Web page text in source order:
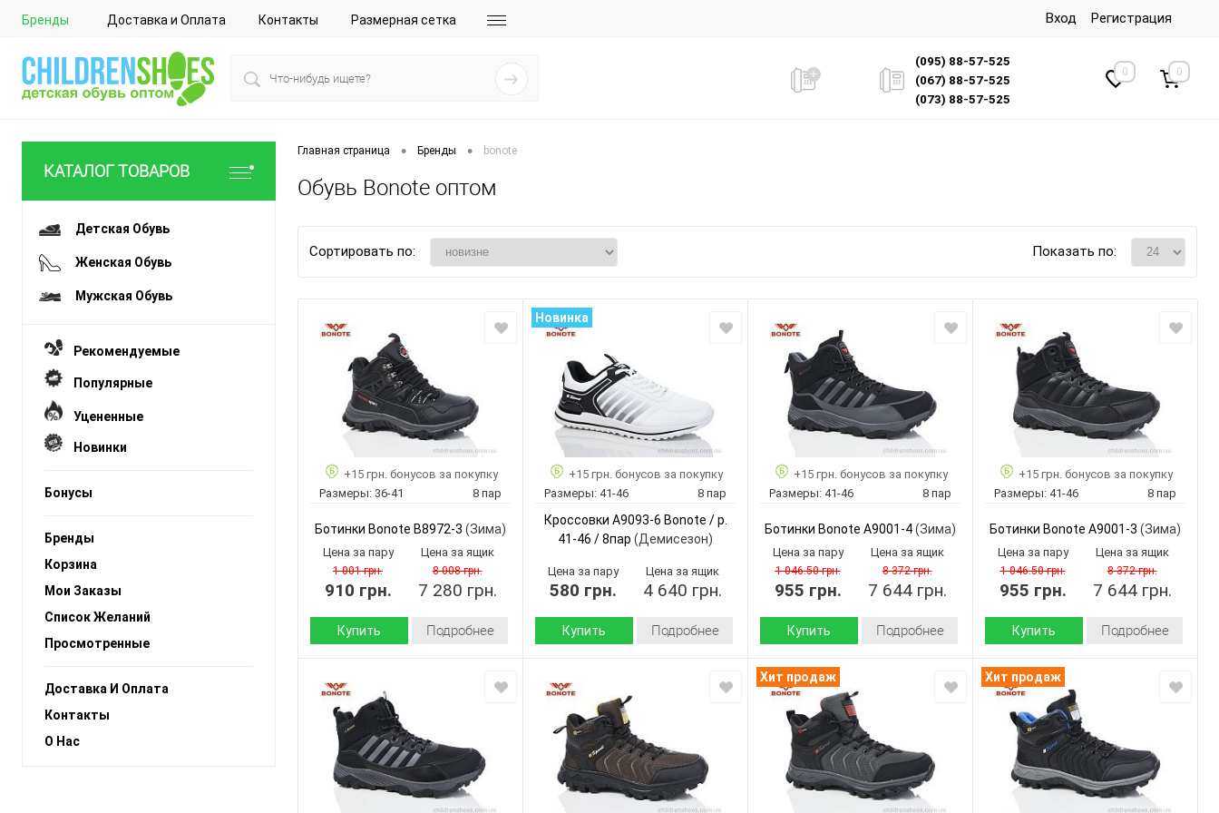
Бренды Доставка и Оплата Контакты Размерная сетка Вход Регистрация
(095) 88-57-525
(067) 88-57-525
(073) 88-57-525
0 0
КАТАЛОГ ТОВАРОВ
Детская Обувь
Женская Обувь
Мужская Обувь
Рекомендуемые
Популярные
Уцененные
Новинки
Бонусы
Бренды
Корзина
Мои Заказы
Список Желаний
Просмотренные
Доставка И Оплата
Контакты
О Нас
Главная страница • Бренды • bonote
Обувь Bonote оптом
Сортировать по: Показать по:
+15 грн. бонусов за покупку
Размеры: 36-41 8 пар
Ботинки Bonote B8972-3 (Зима)
Цена за пару
1 001 грн.
910 грн.
Цена за ящик
8 008 грн.
7 280 грн.
Купить Подробнее
Материал верха:
искусственная
Материал
внутри:
искусственный
мех
Подошва : Пвх
Китай
Новинка
+15 грн. бонусов за покупку
Размеры: 41-46 8 пар
Кроссовки A9093-6 Bonote / p.
41-46 / 8пар (Демисезон)
Цена за пару
580 грн.
Цена за ящик
4 640 грн.
Купить Подробнее
Материал верха:
искусственная
Материал
внутри:
текстиль
Подошва : Пена
Страна
Китай
+15 грн. бонусов за покупку
Размеры: 41-46 8 пар
Ботинки Bonote A9001-4(Зима)
Цена за пару
1 046.50 грн.
955 грн.
Цена за ящик
8 372 грн.
7 644 грн.
Купить Подробнее
Сезон:
Материал верха:
искусственная
плащевка
Материал
внутри:
искусственный
мех
Подошва : Пвх
+15 грн. бонусов за покупку
Размеры: 41-46 8 пар
Ботинки Bonote A9001-3 (Зима)
Цена за пару
1 046.50 грн.
955 грн.
Цена за ящик
8 372 грн.
7 644 грн.
Купить Подробнее
Сезон:
Материал верха:
искусственная
плащевка
Материал
внутри:
искусственный
мех
Подошва : Пвх
Хит продаж Хит продаж